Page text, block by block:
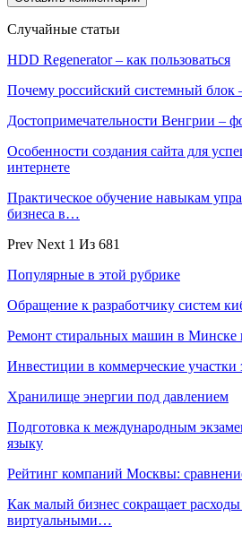
Случайные статьи
HDD Regenerator – как пользоваться
Почему российский системный блок
Достопримечательности Венгрии –
Особенности создания сайта для
интернете
Практическое обучение навыкам
бизнеса в…
Prev Next 1 Из 681
Популярные в этой рубрике
Обращение к разработчику систем
Ремонт стиральных машин в Минске
Инвестиции в коммерческие участки
Хранилище энергии под давлением
Подготовка к международным
языку
Рейтинг компаний Москвы:
Как малый бизнес сокращает расходы
виртуальными…